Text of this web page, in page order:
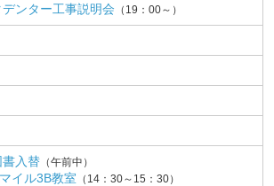
ンター工事説明会 （19：00～）
入替 （午前中）
イル3B教室 （14：30～15：30）